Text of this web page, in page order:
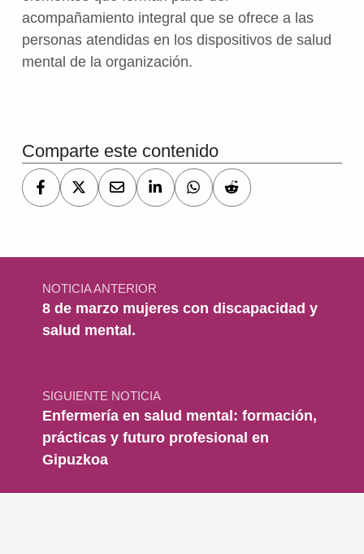
acompañamiento integral que se ofrece a las
personas atendidas en los dispositivos de salud
mental de la organización.
Comparte este contenido
Navegación de entradas
NOTICIA ANTERIOR
8 de marzo mujeres con discapacidad y
salud mental.
SIGUIENTE NOTICIA
Enfermería en salud mental: formación,
prácticas y futuro profesional en
Gipuzkoa